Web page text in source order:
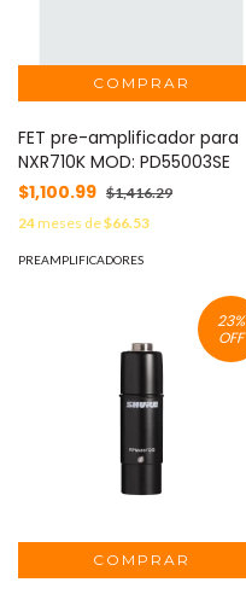
FET pre-amplificador para
NXR710K MOD: PD55003SE
$1,100.99 $1,416.29
24meses de$66.53
PREAMPLIFICADORES
23%
OFF